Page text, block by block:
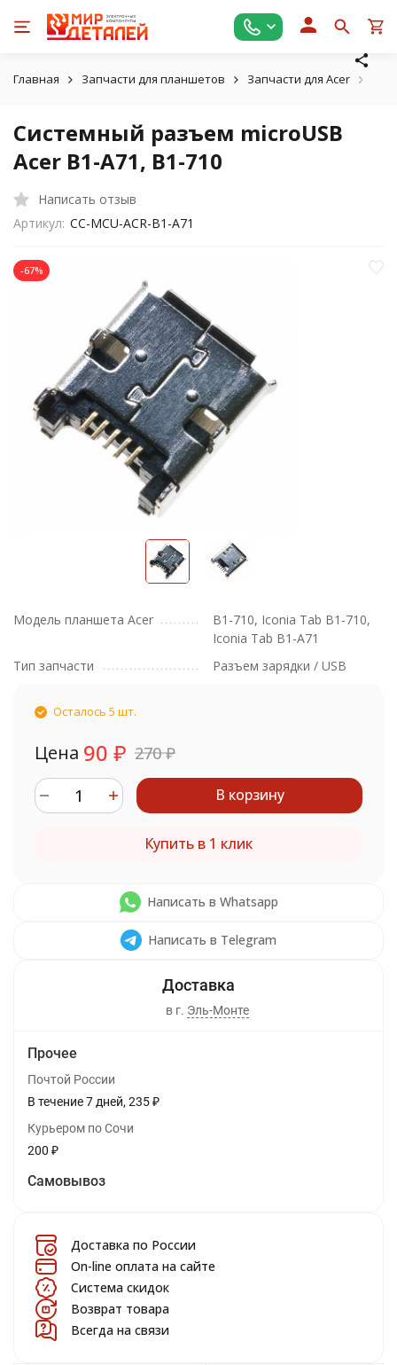
Главная Запчасти для планшетов Запчасти для Acer
Системный разъем microUSB
Acer B1-A71, B1-710
Написать отзыв
Артикул: CC-MCU-ACR-B1-A71
-67%
Модель планшета Acer
B1-710, Iconia Tab B1-710,
Iconia Tab B1-A71
Тип запчасти
Разъем зарядки / USB
Осталось 5 шт.
Цена 90 ₽ 270₽
В корзину
Купить в 1 клик
Написать в Whatsapp
Написать в Telegram
в г. Эль-Монте
Прочее
Почтой России
В течение7 дней 235₽
Курьером по Сочи
200 ₽
Самовывоз
Доставка по России
On-line оплата на сайте
Система скидок
Возврат товара
Всегда на связи